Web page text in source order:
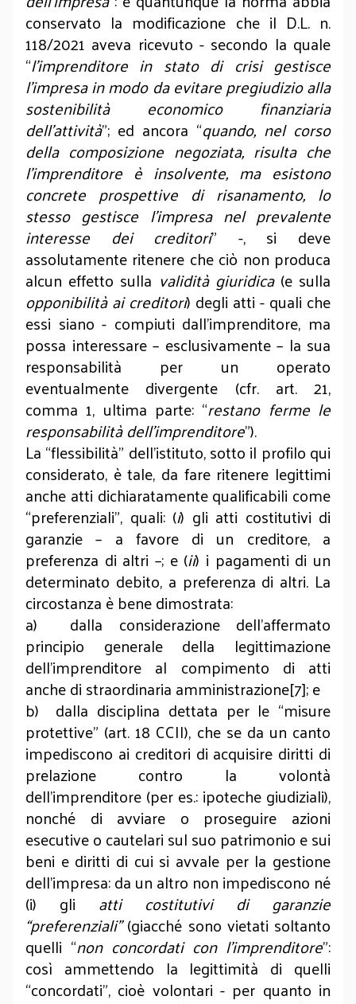
conservato la modificazione che il D.L. n.
118/2021 aveva ricevuto - secondo la quale
“l’im­prenditore in stato di crisi gestisce
l’impresa in modo da evitare pregiudizio alla
sostenibilità economico finanziaria
dell’attività”; ed ancora “quando, nel corso
della composizione negoziata, risulta che
l’imprenditore è insolvente, ma esistono
concrete prospettive di risanamento, lo
stesso gestisce l’impresa nel prevalente
interesse dei creditori” -, si deve
assolutamente ritenere che ciò non produca
alcun effetto sulla validità giuridica(e sulla
opponibilità ai creditori) degli atti - quali che
essi siano - compiuti dall’imprenditore, ma
possa interessare – esclusivamente – la sua
responsabilità per un operato
eventualmente divergente (cfr. art. 21,
comma 1, ultima parte: “restano ferme le
responsabilità dell’imprenditore”).
La “flessibilità” dell’istituto, sotto il profilo qui
considerato, è tale, da fare ritenere legittimi
anche atti dichiaratamente qualificabili come
“preferenziali”, quali: (i) gli atti costitutivi di
garanzie – a favore di un creditore, a
preferenza di altri –; e (ii) i pagamenti di un
determinato debito, a preferenza di altri. La
circostanza è bene dimostrata:
a) dalla considerazione dell’affermato
principio generale della legittimazione
dell’imprenditore al compimento di atti
anche di straordinaria amministrazione[7]; e
b) dalla disciplina dettata per le “misure
protettive” (art. 18 CCII), che se da un canto
impediscono ai creditori di acquisire diritti di
prelazione contro la volontà
dell’imprenditore (per es.: ipoteche giudiziali),
nonché di avviare o proseguire azioni
esecutive o cautelari sul suo patrimonio e sui
beni e diritti di cui si avvale per la gestione
dell’impresa: da un altro non impediscono né
(i) gli atti costitutivi di garanzie
“preferenziali”(giacché sono vietati soltanto
quelli “non concordati con l’imprenditore”:
così ammettendo la legittimità di quelli
“concordati”, cioè volontari - per quanto in